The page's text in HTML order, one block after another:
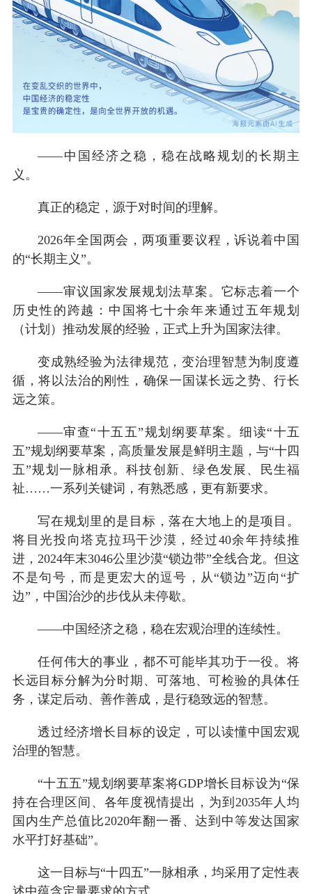
——中国经济之稳，稳在战略规划的长期主
义。
真正的稳定，源于对时间的理解。
2026年全国两会，两项重要议程，诉说着中国
的“长期主义”。
——审议国家发展规划法草案。它标志着一个
历史性的跨越：中国将七十余年来通过五年规划
（计划）推动发展的经验，正式上升为国家法律。
变成熟经验为法律规范，变治理智慧为制度遵
循，将以法治的刚性，确保一国谋长远之势、行长
远之策。
——审查“十五五”规划纲要草案。细读“十五
五”规划纲要草案，高质量发展是鲜明主题，与“十四
五”规划一脉相承。科技创新、绿色发展、民生福
祉……一系列关键词，有熟悉感，更有新要求。
写在规划里的是目标，落在大地上的是项目。
将目光投向塔克拉玛干沙漠，经过40余年持续推
进，2024年末3046公里沙漠“锁边带”全线合龙。但这
不是句号，而是更宏大的逗号，从“锁边”迈向“扩
边”，中国治沙的步伐从未停歇。
——中国经济之稳，稳在宏观治理的连续性。
任何伟大的事业，都不可能毕其功于一役。将
长远目标分解为分时期、可落地、可检验的具体任
务，谋定后动、善作善成，是行稳致远的智慧。
透过经济增长目标的设定，可以读懂中国宏观
治理的智慧。
“十五五”规划纲要草案将GDP增长目标设为“保
持在合理区间、各年度视情提出，为到2035年人均
国内生产总值比2020年翻一番、达到中等发达国家
水平打好基础”。
这一目标与“十四五”一脉相承，均采用了定性表
述中蕴含定量要求的方式。